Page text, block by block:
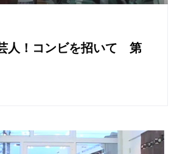
人！コンビを招いて 第